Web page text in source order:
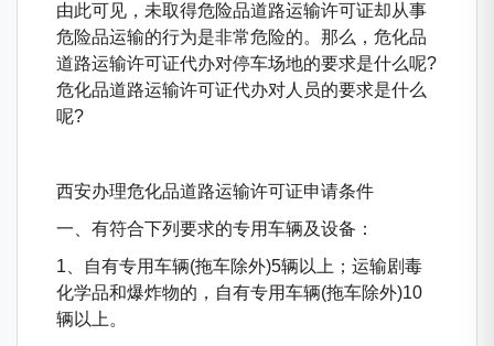
由此可见，未取得危险品道路运输许可证却从事
危险品运输的行为是非常危险的。那么，危化品
道路运输许可证代办对停车场地的要求是什么呢?
危化品道路运输许可证代办对人员的要求是什么
呢?
西安办理危化品道路运输许可证申请条件
一、有符合下列要求的专用车辆及设备：
1、自有专用车辆(拖车除外)5辆以上；运输剧毒
化学品和爆炸物的，自有专用车辆(拖车除外)10
辆以上。